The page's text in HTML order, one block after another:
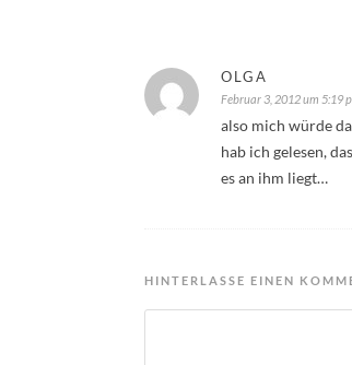
OLGA
Februar 3, 2012 um 5:19
also mich würde
hab ich gelesen,
es an ihm liegt…
HINTERLASSE EINEN